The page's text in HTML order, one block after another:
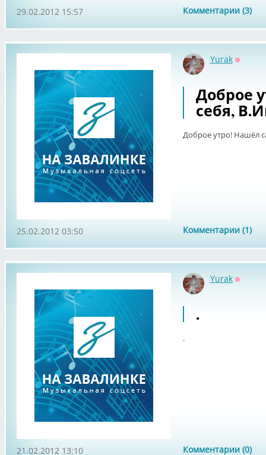
Комментарии (3)
29.02.2012 15:57
Yurak
Доброе
себя,
Доброе утро! Нашёл
Комментарии (1)
25.02.2012 03:50
Yurak
.
.
Комментарии (0)
21.02.2012 13:10